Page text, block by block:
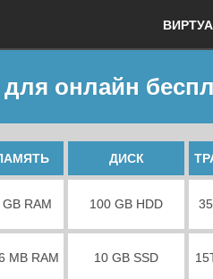
онлайн
ДИСК
GB RAM 100 GB HDD
MB RAM 10 GB SSD